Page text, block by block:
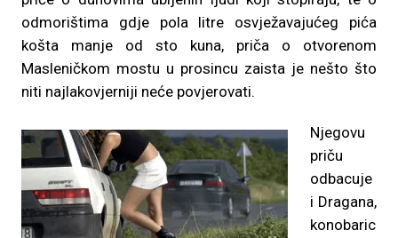
odmorištima gdje pola litre osvježavajućeg pića
košta manje od sto kuna, priča o otvorenom
Masleničkom mostu u prosincu zaista je nešto što
niti najlakovjerniji neće povjerovati.
Njegovu
priču
odbacuje
i Dragana,
konobaric